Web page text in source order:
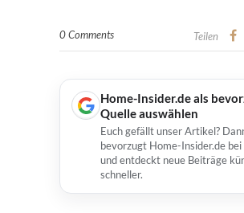
0 Comments Teilen
Home-Insider.de als
Quelle auswählen
Euch gefällt unser Artikel?
bevorzugt Home-Insider.de bei
und entdeckt neue Beiträge
schneller.